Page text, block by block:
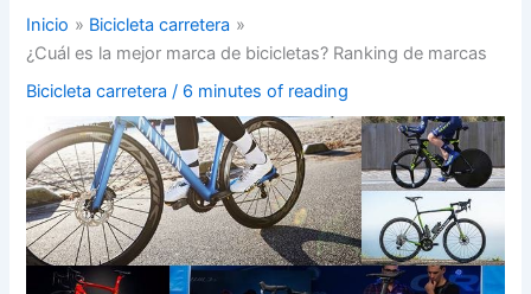
Inicio
Bicicleta carretera
¿Cuál es la mejor marca de bicicletas? Ranking de marcas
Bicicleta carretera / 6 minutes of reading